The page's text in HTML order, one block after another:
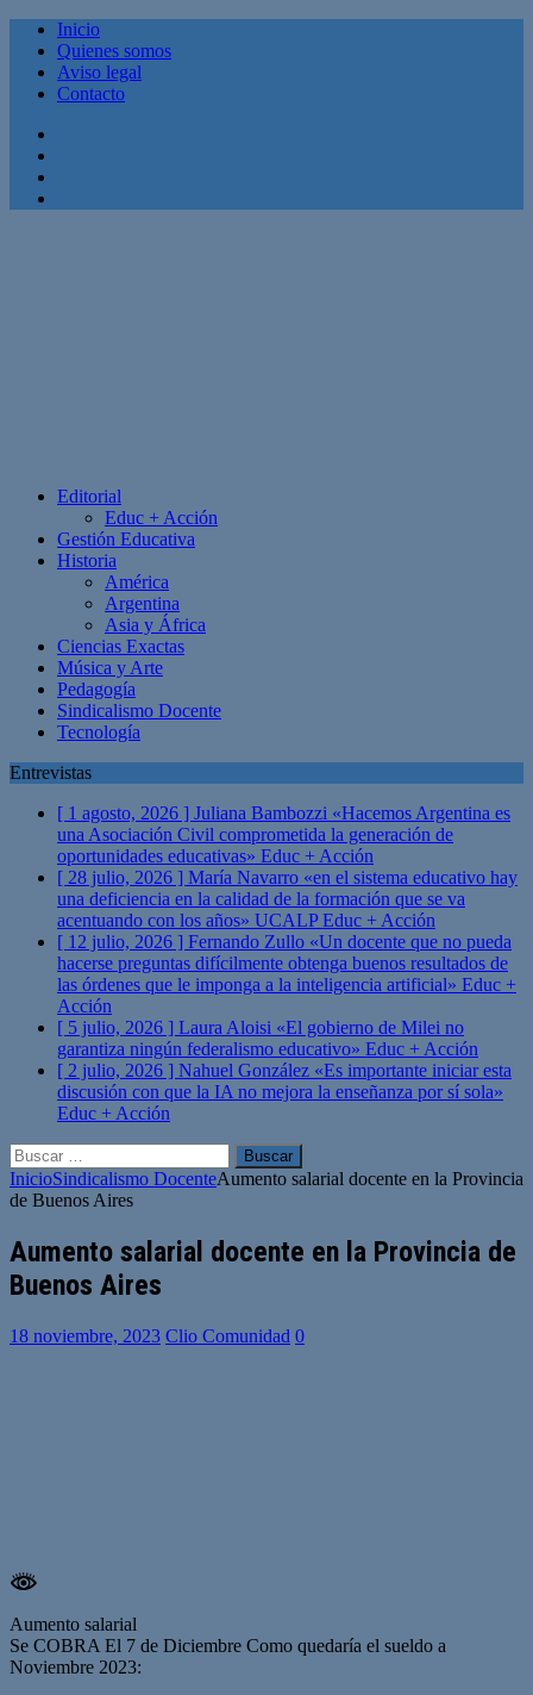
Inicio
Quienes somos
Aviso legal
Contacto
Editorial
Educ + Acción
Gestión Educativa
Historia
América
Argentina
Asia y África
Ciencias Exactas
Música y Arte
Pedagogía
Sindicalismo Docente
Tecnología
Entrevistas
[ 1 agosto, 2026 ] Juliana Bambozzi «Hacemos Argentina es
una Asociación Civil comprometida la generación de
oportunidades educativas» Educ + Acción
[ 28 julio, 2026 ] María Navarro «en el sistema educativo hay
una deficiencia en la calidad de la formación que se va
acentuando con los años» UCALPEduc + Acción
[ 12 julio, 2026 ] Fernando Zullo «Un docente que no pueda
hacerse preguntas difícilmente obtenga buenos resultados de
las órdenes que le imponga a la inteligencia artificial» Educ +
Acción
[ 5 julio, 2026 ] Laura Aloisi «El gobierno de Milei no
garantiza ningún federalismo educativo» Educ + Acción
[ 2 julio, 2026 ] Nahuel González «Es importante iniciar esta
discusión con que la IA no mejora la enseñanza por sí sola»
Educ + Acción
Buscar:
InicioSindicalismo DocenteAumento salarial docente en la Provincia
de Buenos Aires
Aumento salarial docente en la Provincia de
Buenos Aires
18 noviembre, 2023 Clio Comunidad 0
Aumento salarial
Se COBRA El 7 de Diciembre Como quedaría el sueldo a
Noviembre 2023: